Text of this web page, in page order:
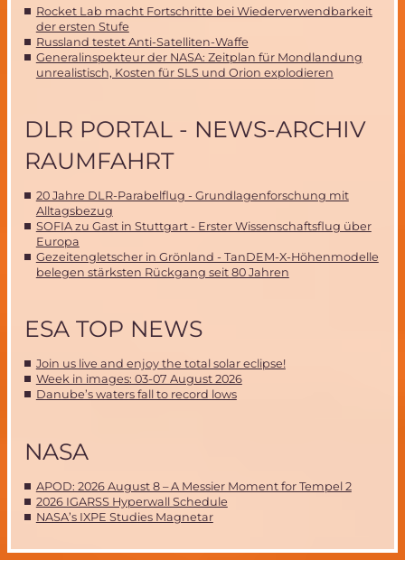
Rocket Lab macht Fortschritte bei Wiederverwendbarkeit
der ersten Stufe
Russland testet Anti-Satelliten-Waffe
Generalinspekteur der NASA: Zeitplan für Mondlandung
unrealistisch, Kosten für SLS und Orion explodieren
DLR PORTAL - NEWS-ARCHIV
RAUMFAHRT
20 Jahre DLR-Parabelflug - Grundlagenforschung mit
Alltagsbezug
SOFIA zu Gast in Stuttgart - Erster Wissenschaftsflug über
Europa
Gezeitengletscher in Grönland - TanDEM-X-Höhenmodelle
belegen stärksten Rückgang seit 80 Jahren
ESA TOP NEWS
Join us live and enjoy the total solar eclipse!
Week in images: 03-07 August 2026
Danube’s waters fall to record lows
NASA
APOD: 2026 August 8 – A Messier Moment for Tempel 2
2026 IGARSS Hyperwall Schedule
NASA’s IXPE Studies Magnetar